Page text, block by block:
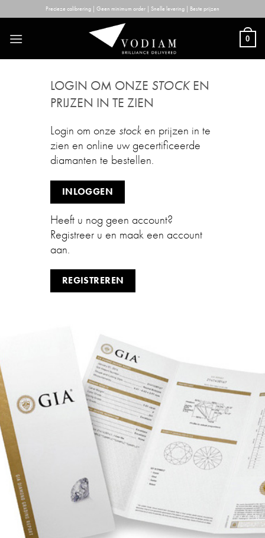
to
content
Precieze calibrering | Geen minimum order | Snelle levering | Beste prijzen
0
LOGIN OM ONZE STOCKEN
PRIJZEN IN TE ZIEN
Login om onze stock en prijzen in te
zien en online uw gecertificeerde
diamanten te bestellen.
INLOGGEN
Heeft u nog geen account?
Registreer u en maak een account
aan.
REGISTREREN